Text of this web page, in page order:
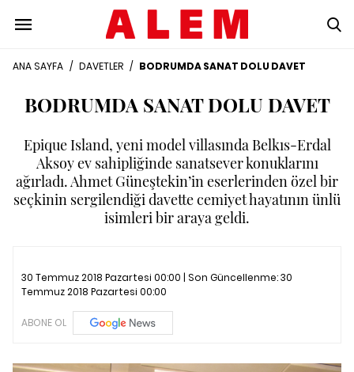
ANA SAYFA / DAVETLER / BODRUMDA SANAT DOLU DAVET
BODRUMDA SANAT DOLU DAVET
Epique Island, yeni model villasında Belkıs-Erdal
Aksoy ev sahipliğinde sanatsever konuklarını
ağırladı. Ahmet Güneştekin’in eserlerinden özel bir
seçkinin sergilendiği davette cemiyet hayatının ünlü
isimleri bir araya geldi.
30 Temmuz 2018 Pazartesi 00:00 | Son Güncellenme:30
Temmuz 2018 Pazartesi 00:00
ABONE OL